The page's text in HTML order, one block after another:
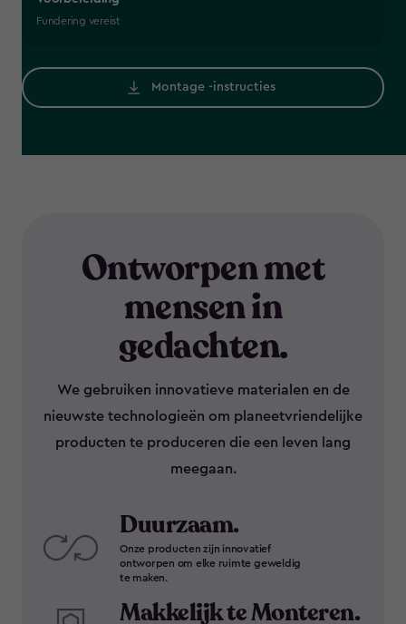
Fundering vereist
Montage -instructies
Ontworpen met
mensen in
gedachten.
We gebruiken innovatieve materialen en de
nieuwste technologieën om planeetvriendelijke
producten te produceren die een leven lang
meegaan.
Duurzaam.
Onze producten zijn innovatief
ontworpen om elke ruimte geweldig
te maken.
Makkelijk te Monteren.